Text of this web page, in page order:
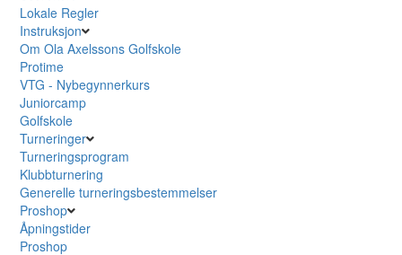
Lokale Regler
Instruksjon
Om Ola Axelssons Golfskole
Protime
VTG - Nybegynnerkurs
Juniorcamp
Golfskole
Turneringer
Turneringsprogram
Klubbturnering
Generelle turneringsbestemmelser
Proshop
Åpningstider
Proshop